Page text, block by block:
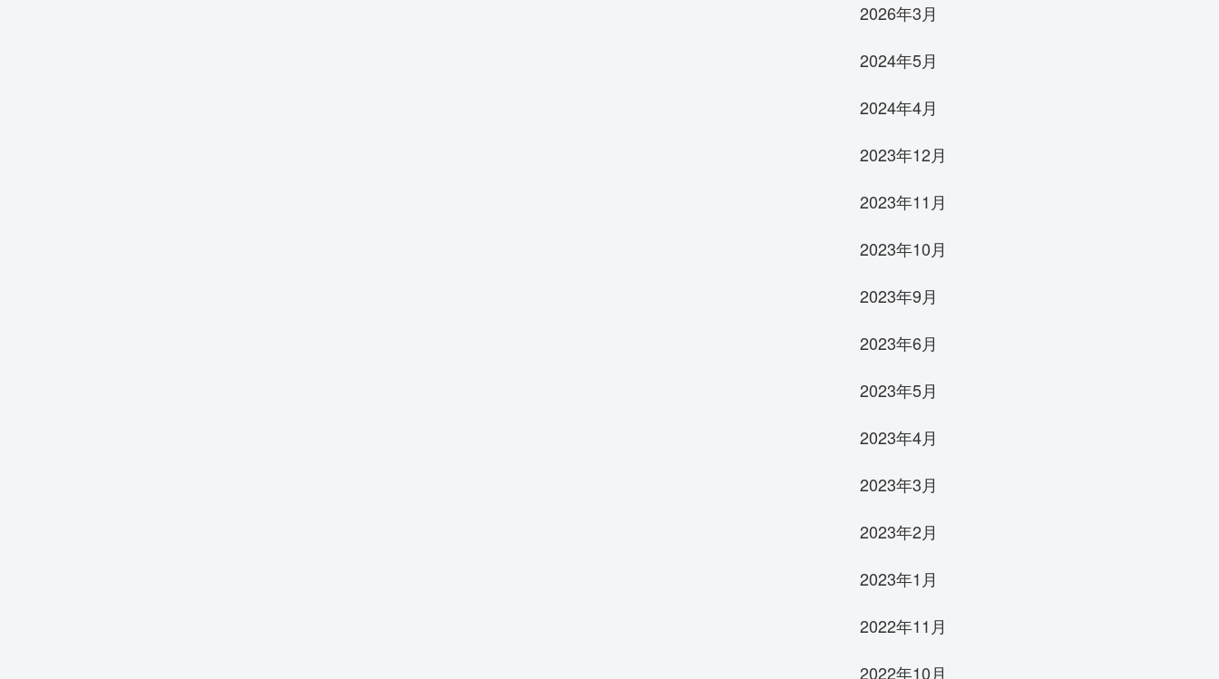
2026年3月
2024年5月
2024年4月
2023年12月
2023年11月
2023年10月
2023年9月
2023年6月
2023年5月
2023年4月
2023年3月
2023年2月
2023年1月
2022年11月
2022年10月